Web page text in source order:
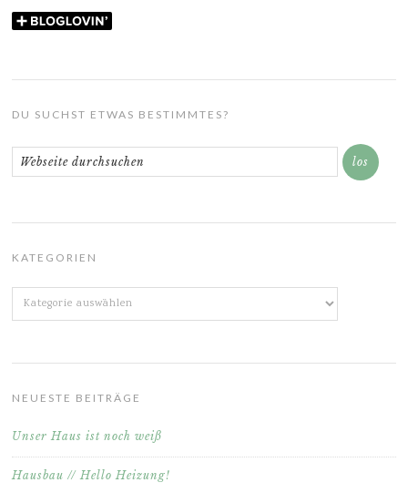
DU SUCHST ETWAS BESTIMMTES?
KATEGORIEN
Kategorien
NEUESTE BEITRÄGE
Unser Haus ist noch weiß
Hausbau // Hello Heizung!